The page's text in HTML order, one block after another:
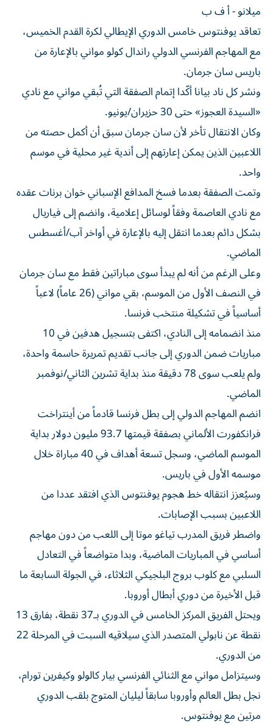
ميلانو - أ ف ب
تعاقد يوفنتوس خامس الدوري الإيطالي لكرة القدم الخميس،
مع المهاجم الفرنسي الدولي راندال كولو مواني بالإعارة من
باريس سان جرمان.
ونشر كل ناد بيانا أكّدا إتمام الصفقة التي تُبقي مواني مع نادي
«السيدة العجوز» حتى 30 حزيران/يونيو.
وكان الانتقال تأخر لأن سان جرمان سبق أن أكمل حصته من
اللاعبين الذين يمكن إعارتهم إلى أندية غير محلية في موسم
واحد.
وتمت الصفقة بعدما فسخ المدافع الإسباني خوان برنات عقده
مع نادي العاصمة وفقاً لوسائل إعلامية، وانضم إلى فياريال
بشكل دائم بعدما انتقل إليه بالإعارة في أواخر آب/أغسطس
الماضي.
وعلى الرغم من أنه لم يبدأ سوى مباراتين فقط مع سان جرمان
في النصف الأول من الموسم، بقي مواني (26 عاماً) لاعباً
أساسياً في تشكيلة منتخب فرنسا.
منذ انضمامه إلى النادي، اكتفى بتسجيل هدفين في 10
مباريات ضمن الدوري إلى جانب تقديم تمريرة حاسمة واحدة،
ولم يلعب سوى 78 دقيقة منذ بداية تشرين الثاني/نوفمبر
الماضي.
انضم المهاجم الدولي إلى بطل فرنسا قادماً من أينتراخت
فرانكفورت الألماني بصفقة قيمتها 93.7 مليون دولار بداية
الموسم الماضي، وسجل تسعة أهداف في 40 مباراة خلال
موسمه الأول في باريس.
وسيُعزز انتقاله خط هجوم يوفنتوس الذي افتقد عددا من
اللاعبين بسبب الإصابات.
واضطر فريق المدرب تياغو موتا إلى اللعب من دون مهاجم
أساسي في المباريات الماضية، وبدا متواضعاً في التعادل
السلبي مع كلوب بروج البلجيكي الثلاثاء، في الجولة السابعة ما
قبل الأخيرة من دوري أبطال أوروبا.
ويحتل الفريق المركز الخامس في الدوري بـ37 نقطة، بفارق 13
نقطة عن نابولي المتصدر الذي سيلاقيه السبت في المرحلة 22
من الدوري.
وسيتزامل مواني مع الثنائي الفرنسي بيار كالولو وكيفرين تورام،
نجل بطل العالم وأوروبا سابقاً ليليان المتوج بلقب الدوري
مرتين مع يوفنتوس.